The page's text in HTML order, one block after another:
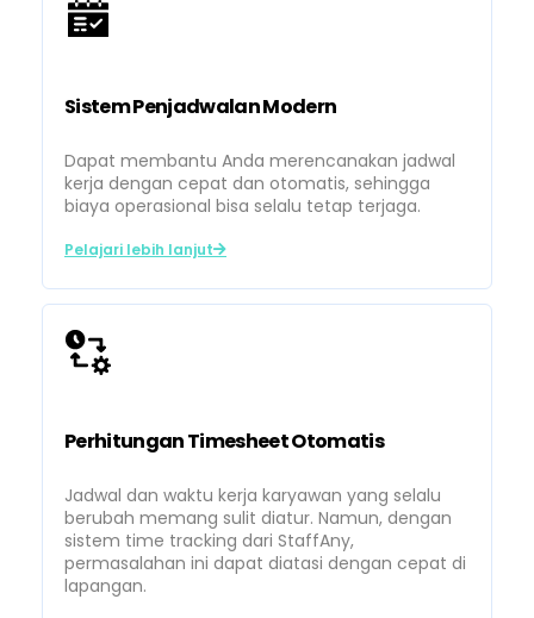
Sistem Penjadwalan Modern
Dapat membantu Anda merencanakan jadwal
kerja dengan cepat dan otomatis, sehingga
biaya operasional bisa selalu tetap terjaga.
Pelajari lebih lanjut
Perhitungan Timesheet Otomatis
Jadwal dan waktu kerja karyawan yang selalu
berubah memang sulit diatur. Namun, dengan
sistem time tracking dari StaffAny,
permasalahan ini dapat diatasi dengan cepat di
lapangan.